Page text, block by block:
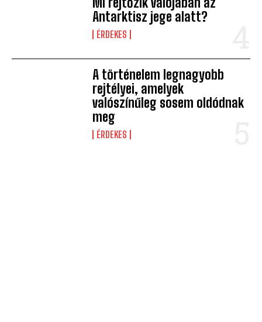
Antarktisz jege alatt?
ÉRDEKES
A történelem legnagyobb
rejtélyei, amelyek
valószínűleg sosem oldódnak
meg
ÉRDEKES